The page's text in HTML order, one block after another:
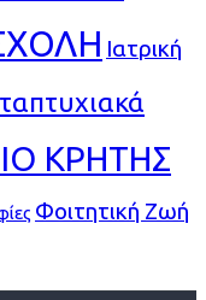
Ιατρική
ΚΡΗΤΗΣ
Φοιτητική Ζωή